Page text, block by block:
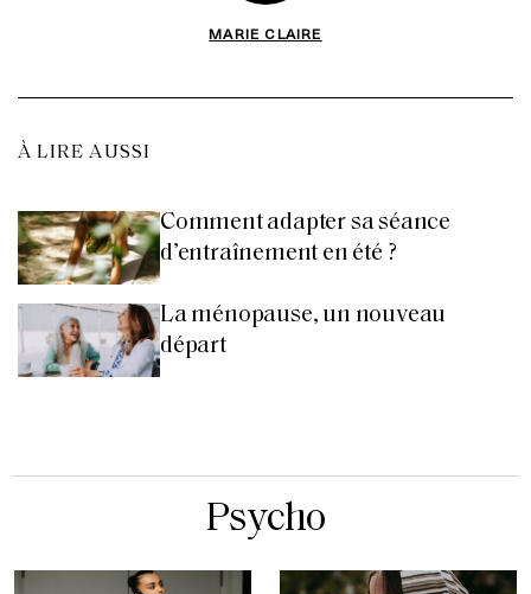
MARIE CLAIRE
À LIRE AUSSI
Comment adapter sa séance
d’entraînement en été ?
La ménopause, un nouveau
départ
Psycho